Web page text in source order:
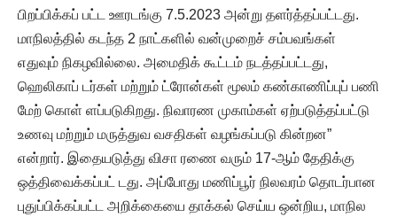
பிறப்பிக்கப் பட்ட ஊரடங்கு 7.5.2023 அன்று தளர்த்தப்பட்டது.
மாநிலத்தில் கடந்த 2 நாட்களில் வன்முறைச் சம்பவங்கள்
எதுவும் நிகழவில்லை. அமைதிக் கூட்டம் நடத்தப்பட்டது,
ஹெலிகாப் டர்கள் மற்றும் ட்ரோன்கள் மூலம் கண்காணிப்புப் பணி
மேற் கொள் ளப்படுகிறது. நிவாரண முகாம்கள் ஏற்படுத்தப்பட்டு
உணவு மற்றும் மருத்துவ வசதிகள் வழங்கப்படு கின்றன”
என்றார். இதையடுத்து விசா ரணை வரும் 17-ஆம் தேதிக்கு
ஒத்திவைக்கப்பட் டது. அப்போது மணிப்பூர் நிலவரம் தொடர்பான
புதுப்பிக்கப்பட்ட அறிக்கையை தாக்கல் செய்ய ஒன்றிய, மாநில